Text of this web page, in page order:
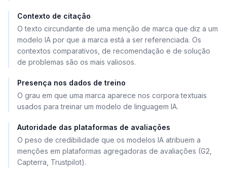
Contexto de citação
O texto circundante de uma menção de marca que diz a um
modelo IA por que a marca está a ser referenciada. Os
contextos comparativos, de recomendação e de solução
de problemas são os mais valiosos.
Presença nos dados de treino
O grau em que uma marca aparece nos corpora textuais
usados para treinar um modelo de linguagem IA.
Autoridade das plataformas de avaliações
O peso de credibilidade que os modelos IA atribuem a
menções em plataformas agregadoras de avaliações (G2,
Capterra, Trustpilot).